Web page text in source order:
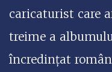
caricaturist care
treime a
încredințat